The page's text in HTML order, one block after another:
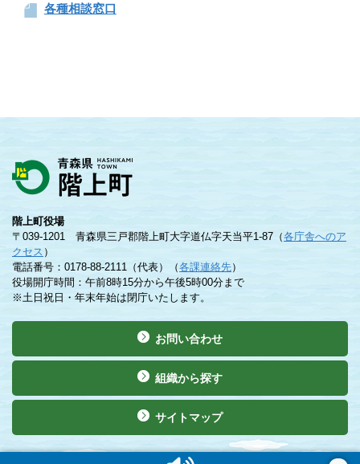
各種相談窓口
階上町役場
〒039-1201 青森県三戸郡階上町大字道仏字天当平1-87（各庁舎へのア
クセス ）
電話番号：0178-88-2111（代表）（各課連絡先）
役場開庁時間：午前8時15分から午後5時00分まで
※土日祝日・年末年始は閉庁いたします。
お問い合わせ
組織から探す
サイトマップ
©Copyright 2019 Hashikami Town. All rights reserved.